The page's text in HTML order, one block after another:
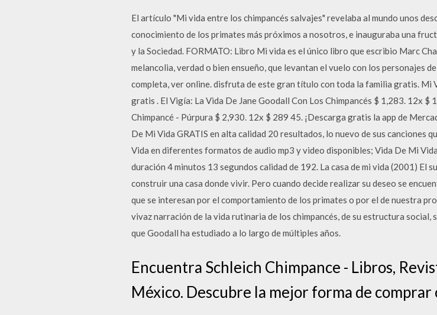
El artículo "Mi vida entre los chimpancés salvajes" revelaba al mundo unos
conocimiento de los primates más próximos a nosotros, e inauguraba una
y la Sociedad. FORMATO: Libro Mi vida es el único libro que escribio Marc
melancolia, verdad o bien ensueño, que levantan el vuelo con los personajes
completa, ver online. disfruta de este gran título con toda la familia gratis. Mi
gratis . El Vigía: La Vida De Jane Goodall Con Los Chimpancés $ 1,283. 12x
Chimpancé - Púrpura $ 2,930. 12x $ 289 45. ¡Descarga gratis la app de
De Mi Vida GRATIS en alta calidad 20 resultados, lo nuevo de sus canciones
Vida en diferentes formatos de audio mp3 y video disponibles; Vida De Mi
duración 4 minutos 13 segundos calidad de 192. La casa de mi vida (2001) El
construir una casa donde vivir. Pero cuando decide realizar su deseo se
que se interesan por el comportamiento de los primates o por el de nuestra
vivaz narración de la vida rutinaria de los chimpancés, de su estructura social,
que Goodall ha estudiado a lo largo de múltiples años.
Encuentra Schleich Chimpance - Libros,
México. Descubre la mejor forma de comprar